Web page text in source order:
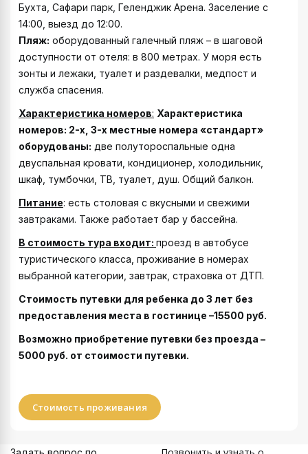
Бухта, Сафари парк, Геленджик Арена. Заселение с
14:00, выезд до 12:00.
Пляж: оборудованный галечный пляж – в шаговой
доступности от отеля: в 800 метрах. У моря есть
зонты и лежаки, туалет и раздевалки, медпост и
служба спасения.
Характеристика номеров: Характеристика
номеров: 2-х, 3-х местные номера «стандарт»
оборудованы: две полутороспальные одна
двуспальная кровати, кондиционер, холодильник,
шкаф, тумбочки, ТВ, туалет, душ. Общий балкон.
Питание: есть столовая с вкусными и свежими
завтраками. Также работает бар у бассейна.
В стоимость тура входит: проезд в автобусе
туристического класса, проживание в номерах
выбранной категории, завтрак, страховка от ДТП.
Стоимость путевки для ребенка до 3 лет без
предоставления места в гостинице –15500 руб.
Возможно приобретение путевки без проезда –
5000 руб. от стоимости путевки.
Стоимость проживания